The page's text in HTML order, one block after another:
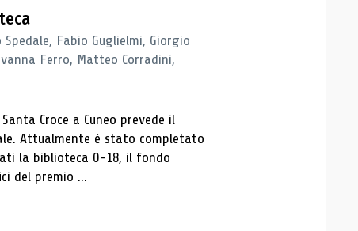
Fabio Guglielmi, Giorgio
Ferro, Matteo Corradini,
Croce a Cuneo prevede il
Attualmente è stato completato
la biblioteca 0-18, il fondo
del premio ...